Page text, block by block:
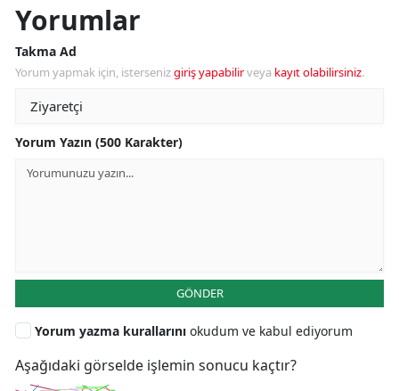
Yorumlar
Takma Ad
Yorum yapmak için, istersenizgiriş yapabilirveya kayıt olabilirsiniz.
Yorum Yazın (500 Karakter)
GÖNDER
Yorum yazma kurallarını okudum ve kabul ediyorum
Aşağıdaki görselde işlemin sonucu kaçtır?